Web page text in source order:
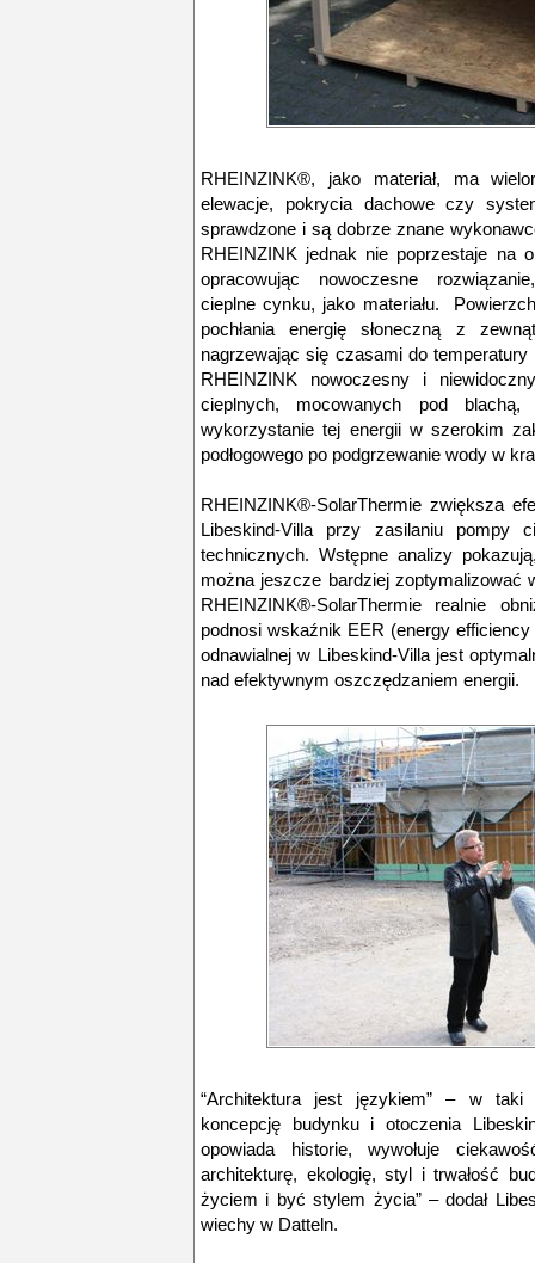
RHEINZINK®, jako materiał, ma
elewacje, pokrycia dachowe czy
sprawdzone i są dobrze znane
RHEINZINK jednak nie poprzestaje na
opracowując nowoczesne
cieplne cynku, jako materiału.
pochłania energię słoneczną z
nagrzewając się czasami do
RHEINZINK nowoczesny i
cieplnych, mocowanych pod
wykorzystanie tej energii w szerokim
podłogowego po podgrzewanie wody w
RHEINZINK®-SolarThermie zwiększa
Libeskind-Villa przy zasilaniu pompy
technicznych. Wstępne analizy
można jeszcze bardziej zoptymalizować
RHEINZINK®-SolarThermie realnie
podnosi wskaźnik EER (energy
odnawialnej w Libeskind-Villa jest
nad efektywnym oszczędzaniem energii.
“Architektura jest językiem” – w taki
koncepcję budynku i otoczenia
opowiada historie, wywołuje
architekturę, ekologię, styl i trwałość
życiem i być stylem życia” – dodał
wiechy w Datteln.